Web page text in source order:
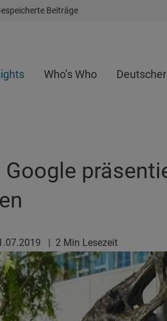
Beiträge
Who’s Who Deutscher
| 2 Min Lesezeit